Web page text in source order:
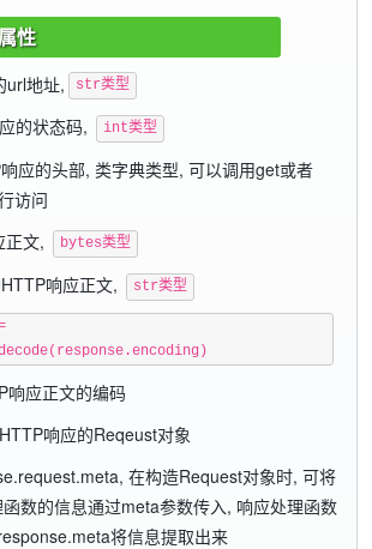
性
url地址, str类型
的状态码, int类型
应的头部, 类字典类型, 可以调用get或者
访问
正文, bytes类型
响应正文, str类型
响应正文的编码
响应的Reqeust对象
在构造Request对象时, 可将
数的信息通过meta参数传入, 响应处理函数
将信息提取出来